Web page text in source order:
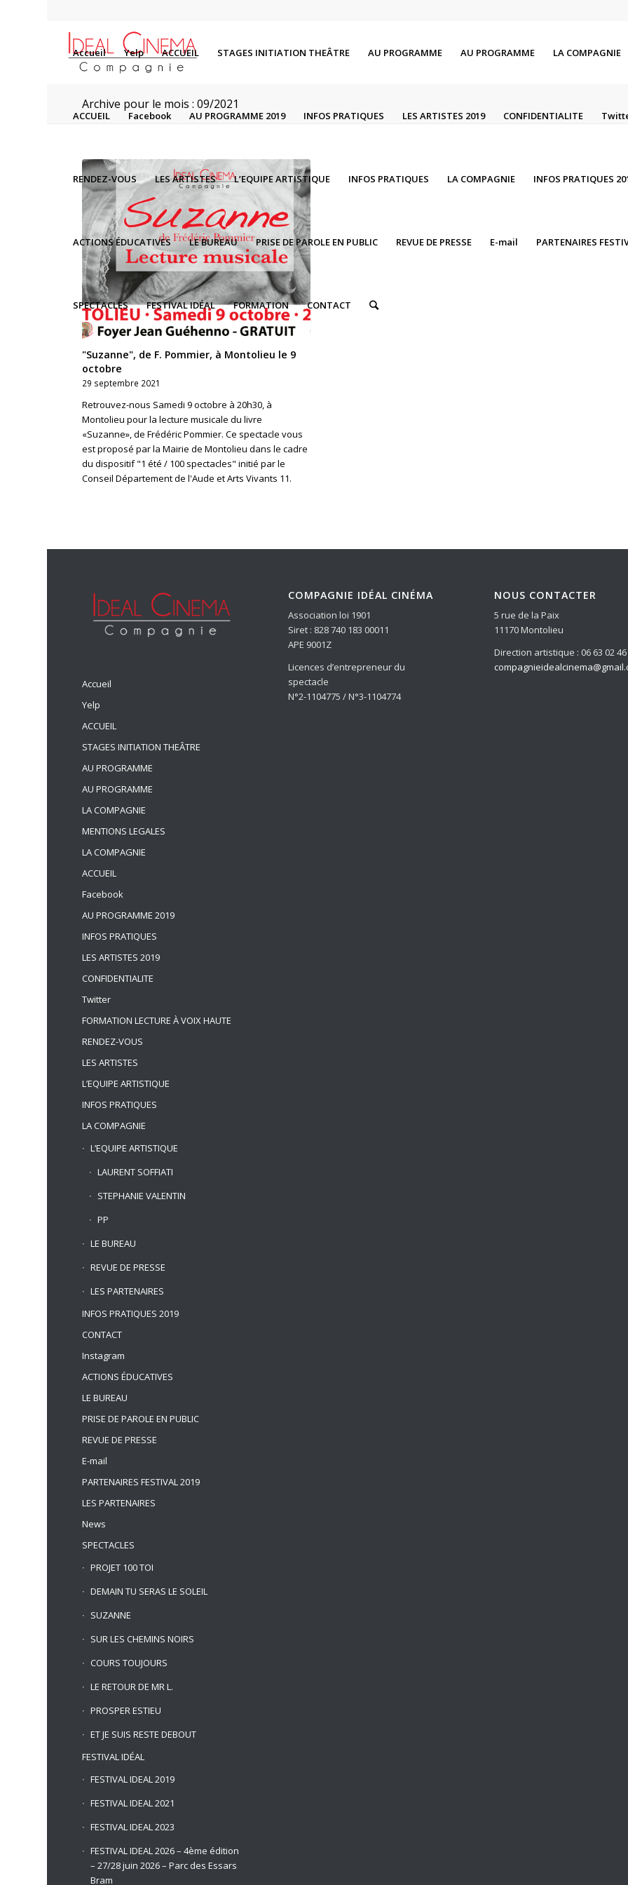
Accueil Yelp ACCUEIL STAGES INITIATION THEÂTRE AU PROGRAMME AU PROGRAMME LA COMPAGNIE
ACCUEIL Facebook AU PROGRAMME 2019 INFOS PRATIQUES LES ARTISTES 2019 CONFIDENTIALITE
RENDEZ-VOUS LES ARTISTES L’EQUIPE ARTISTIQUE INFOS PRATIQUES LA COMPAGNIE INFOS PRATIQUES
ACTIONS ÉDUCATIVES LE BUREAU PRISE DE PAROLE EN PUBLIC REVUE DE PRESSE E-mail PARTENAIRES
SPECTACLES FESTIVAL IDÉAL FORMATION CONTACT
Archive pour le mois : 09/2021
"Suzanne", de F. Pommier, à Montolieu le 9
octobre
29 septembre 2021
Retrouvez-nous Samedi 9 octobre à 20h30, à
Montolieu pour la lecture musicale du livre
«Suzanne», de Frédéric Pommier. Ce spectacle vous
est proposé par la Mairie de Montolieu dans le cadre
du dispositif "1 été / 100 spectacles" initié par le
Conseil Département de l'Aude et Arts Vivants 11.
Accueil
Yelp
ACCUEIL
STAGES INITIATION THEÂTRE
AU PROGRAMME
AU PROGRAMME
LA COMPAGNIE
MENTIONS LEGALES
LA COMPAGNIE
ACCUEIL
Facebook
AU PROGRAMME 2019
INFOS PRATIQUES
LES ARTISTES 2019
CONFIDENTIALITE
Twitter
FORMATION LECTURE À VOIX HAUTE
RENDEZ-VOUS
LES ARTISTES
L’EQUIPE ARTISTIQUE
INFOS PRATIQUES
LA COMPAGNIE
L’EQUIPE ARTISTIQUE
LAURENT SOFFIATI
STEPHANIE VALENTIN
PP
LE BUREAU
REVUE DE PRESSE
LES PARTENAIRES
INFOS PRATIQUES 2019
CONTACT
Instagram
ACTIONS ÉDUCATIVES
LE BUREAU
PRISE DE PAROLE EN PUBLIC
REVUE DE PRESSE
E-mail
PARTENAIRES FESTIVAL 2019
LES PARTENAIRES
News
SPECTACLES
PROJET 100 TOI
DEMAIN TU SERAS LE SOLEIL
SUZANNE
SUR LES CHEMINS NOIRS
COURS TOUJOURS
LE RETOUR DE MR L.
PROSPER ESTIEU
ET JE SUIS RESTE DEBOUT
FESTIVAL IDÉAL
FESTIVAL IDEAL 2019
FESTIVAL IDEAL 2021
FESTIVAL IDEAL 2023
FESTIVAL IDEAL 2026 – 4ème édition
– 27/28 juin 2026 – Parc des Essars
Bram
COMPAGNIE IDÉAL CINÉMA
Association loi 1901
Siret : 828 740 183 00011
APE 9001Z
Licences d’entrepreneur du
spectacle
N°2-1104775 / N°3-1104774
NOUS CONTACTER
5 rue de la Paix
11170 Montolieu
Direction artistique : 06 63 02 46